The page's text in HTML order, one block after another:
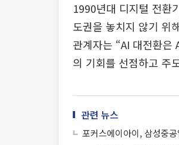
1990년대 디지털 전환
도권을 놓치지 않기 위
관계자는 “AI 대전환은
의 기회를 선점하고 주
관련 뉴스
포커스에이아이, 삼성중